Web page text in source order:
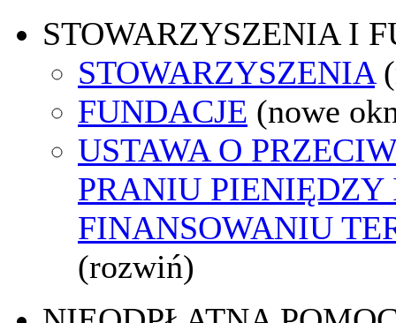
STOWARZYSZENIA I
STOWARZYSZENIA
FUNDACJE (nowe
USTAWA O
PRANIU PIENIĘDZY
FINANSOWANIU
(rozwiń)